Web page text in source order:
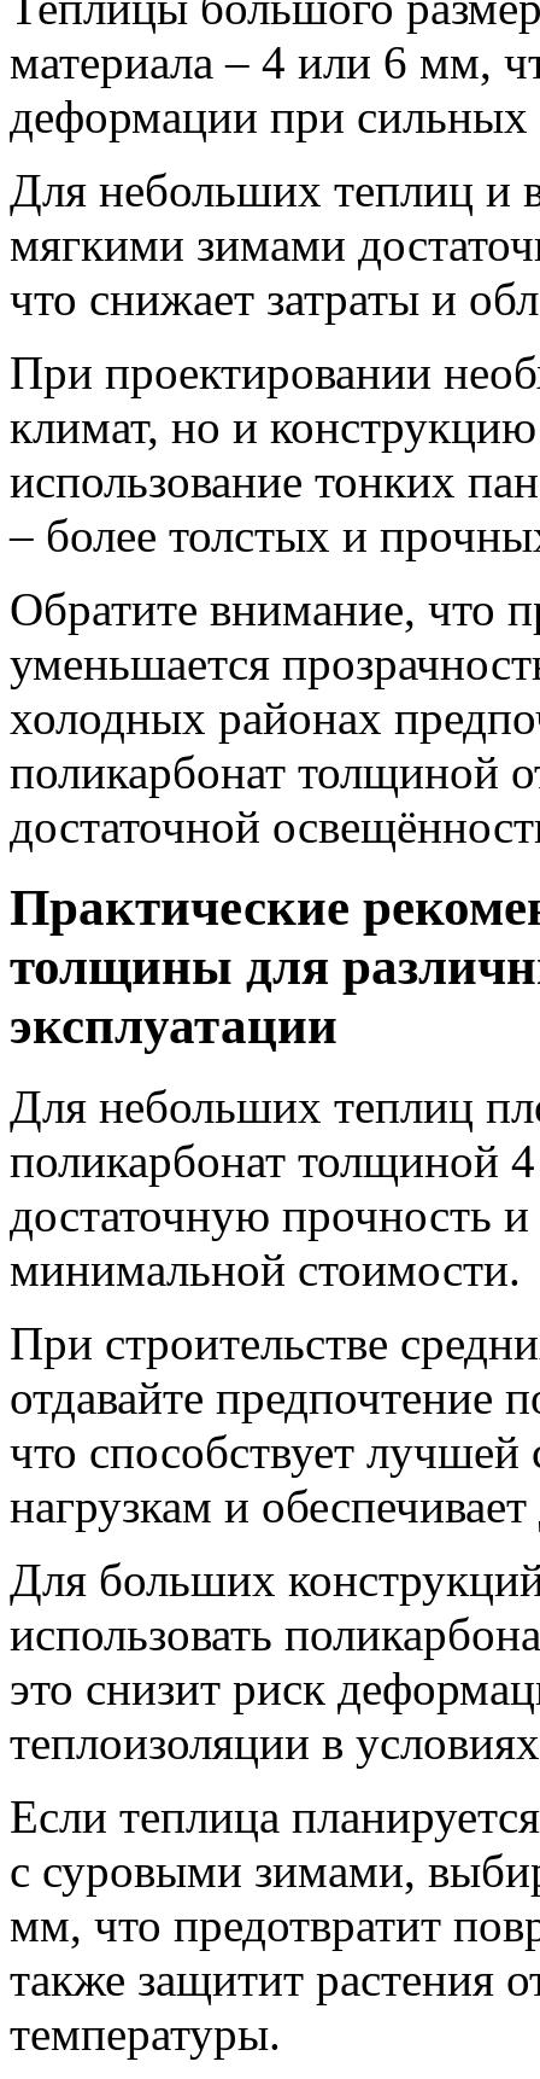
материала – 4 или 6 мм,
деформации при сильных
Для небольших теплиц и
мягкими зимами
что снижает затраты и
При проектировании
климат, но и
использование тонких
– более толстых и
Обратите внимание, что
уменьшается
холодных районах
поликарбонат толщиной
достаточной
Практические
толщины для
эксплуатации
Для небольших теплиц
поликарбонат толщиной
достаточную прочность
минимальной стоимости.
При строительстве
отдавайте предпочтение
что способствует
нагрузкам и
Для больших
использовать
это снизит риск
теплоизоляции в
Если теплица
с суровыми зимами,
мм, что предотвратит
также защитит растения
температуры.